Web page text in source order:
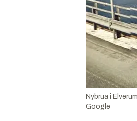
Nybrua i
Google